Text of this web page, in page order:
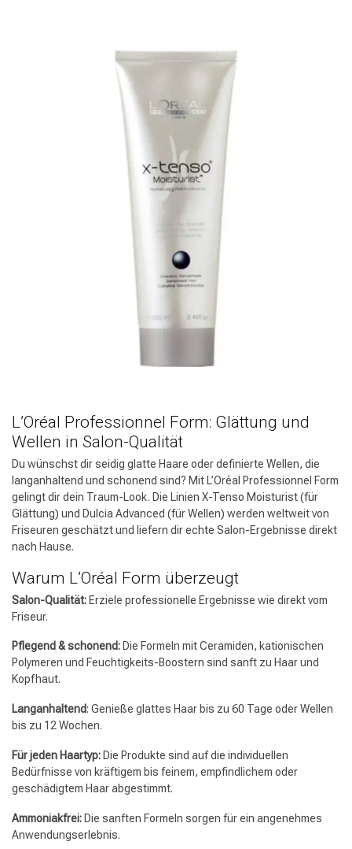
L’Oréal Professionnel Form: Glättung und
Wellen in Salon-Qualität
Du wünschst dir seidig glatte Haare oder definierte Wellen, die
langanhaltend und schonend sind? Mit L’Oréal Professionnel Form
gelingt dir dein Traum-Look. Die Linien X-Tenso Moisturist (für
Glättung) und Dulcia Advanced (für Wellen) werden weltweit von
Friseuren geschätzt und liefern dir echte Salon-Ergebnisse direkt
nach Hause.
Warum L’Oréal Form überzeugt
Salon-Qualität:Erziele professionelle Ergebnisse wie direkt vom
Friseur.
Pflegend & schonend: Die Formeln mit Ceramiden, kationischen
Polymeren und Feuchtigkeits-Boostern sind sanft zu Haar und
Kopfhaut.
Langanhaltend: Genieße glattes Haar bis zu 60 Tage oder Wellen
bis zu 12 Wochen.
Für jeden Haartyp: Die Produkte sind auf die individuellen
Bedürfnisse von kräftigem bis feinem, empfindlichem oder
geschädigtem Haar abgestimmt.
Ammoniakfrei: Die sanften Formeln sorgen für ein angenehmes
Anwendungserlebnis.